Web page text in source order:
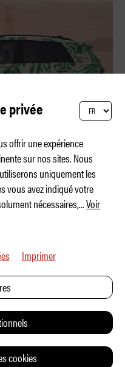
privée
offrir une expérience
sur nos sites. Nous
uniquement les
vous avez indiqué votre
nécessaires,...Voir
Imprimer
cookies